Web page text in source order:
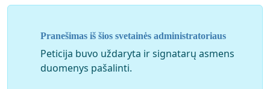
Pranešimas iš šios svetainės administratoriaus
Peticija buvo uždaryta ir signatarų asmens
duomenys pašalinti.